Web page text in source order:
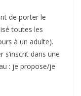
de porter le
toutes les
à un adulte).
s’inscrit dans une
: je propose/je